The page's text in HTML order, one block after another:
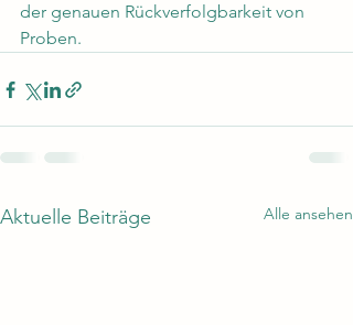
der genauen Rückverfolgbarkeit von
Proben.
Aktuelle Beiträge Alle ansehen